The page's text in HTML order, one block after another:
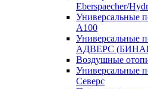
Eberspaecher/
Универсальные
A100
Универсальные
АДВЕРС
Воздушные
Универсальные
Северс